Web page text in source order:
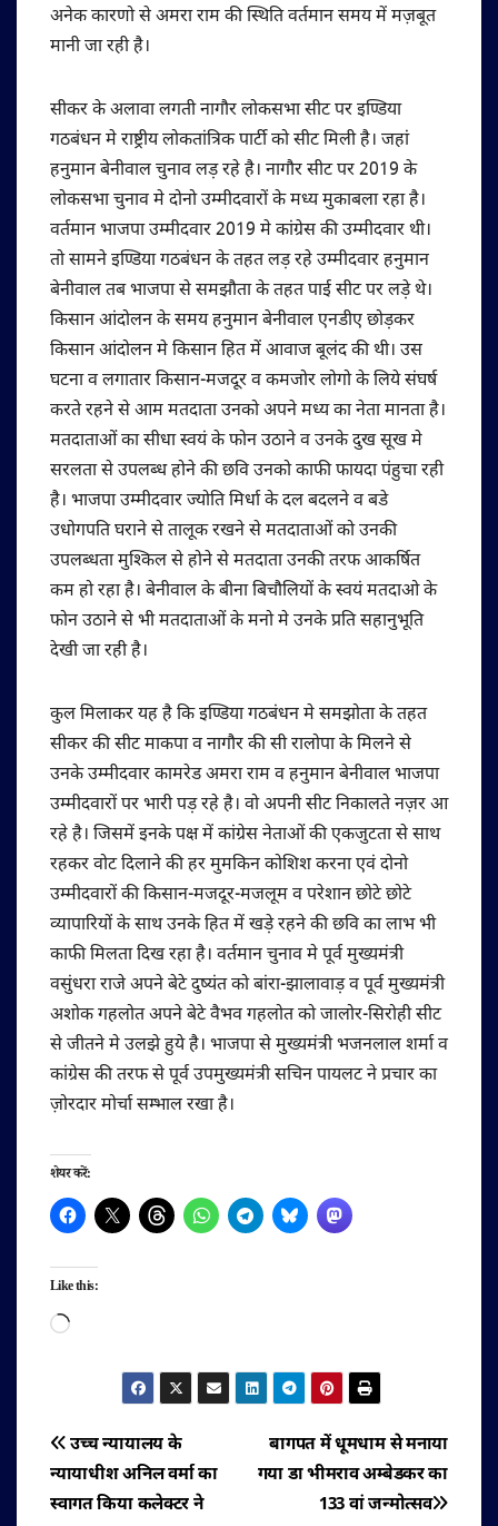
अनेक कारणो से अमरा राम की स्थिति वर्तमान समय में मज़बूत
मानी जा रही है।
सीकर के अलावा लगती नागौर लोकसभा सीट पर इण्डिया
गठबंधन मे राष्ट्रीय लोकतांत्रिक पार्टी को सीट मिली है। जहां
हनुमान बेनीवाल चुनाव लड़ रहे है। नागौर सीट पर 2019 के
लोकसभा चुनाव मे दोनो उम्मीदवारों के मध्य मुकाबला रहा है।
वर्तमान भाजपा उम्मीदवार 2019 मे कांग्रेस की उम्मीदवार थी।
तो सामने इण्डिया गठबंधन के तहत लड़ रहे उम्मीदवार हनुमान
बेनीवाल तब भाजपा से समझौता के तहत पाई सीट पर लड़े थे।
किसान आंदोलन के समय हनुमान बेनीवाल एनडीए छोड़कर
किसान आंदोलन मे किसान हित में आवाज बूलंद की थी। उस
घटना व लगातार किसान-मजदूर व कमजोर लोगो के लिये संघर्ष
करते रहने से आम मतदाता उनको अपने मध्य का नेता मानता है।
मतदाताओं का सीधा स्वयं के फोन उठाने व उनके दुख सूख मे
सरलता से उपलब्ध होने की छवि उनको काफी फायदा पंहुचा रही
है। भाजपा उम्मीदवार ज्योति मिर्धा के दल बदलने व बडे
उधोगपति घराने से तालूक रखने से मतदाताओं को उनकी
उपलब्धता मुश्किल से होने से मतदाता उनकी तरफ आकर्षित
कम हो रहा है। बेनीवाल के बीना बिचौलियों के स्वयं मतदाओ के
फोन उठाने से भी मतदाताओं के मनो मे उनके प्रति सहानुभूति
देखी जा रही है।
कुल मिलाकर यह है कि इण्डिया गठबंधन मे समझोता के तहत
सीकर की सीट माकपा व नागौर की सी रालोपा के मिलने से
उनके उम्मीदवार कामरेड अमरा राम व हनुमान बेनीवाल भाजपा
उम्मीदवारों पर भारी पड़ रहे है। वो अपनी सीट निकालते नज़र आ
रहे है। जिसमें इनके पक्ष में कांग्रेस नेताओं की एकजुटता से साथ
रहकर वोट दिलाने की हर मुमकिन कोशिश करना एवं दोनो
उम्मीदवारों की किसान-मजदूर-मजलूम व परेशान छोटे छोटे
व्यापारियों के साथ उनके हित में खड़े रहने की छवि का लाभ भी
काफी मिलता दिख रहा है। वर्तमान चुनाव मे पूर्व मुख्यमंत्री
वसुंधरा राजे अपने बेटे दुष्यंत को बांरा-झालावाड़ व पूर्व मुख्यमंत्री
अशोक गहलोत अपने बेटे वैभव गहलोत को जालोर-सिरोही सीट
से जीतने मे उलझे हुये है। भाजपा से मुख्यमंत्री भजनलाल शर्मा व
कांग्रेस की तरफ से पूर्व उपमुख्यमंत्री सचिन पायलट ने प्रचार का
ज़ोरदार मोर्चा सम्भाल रखा है।
शेयर करें:
Like this:
Loading…
पोस्ट
नेविगेशन
बागपत में धूमधाम से मनाया
गया डा भीमराव अम्बेडकर का
133 वां जन्मोत्सव
उच्च न्यायालय के
न्यायाधीश अनिल वर्मा का
स्वागत किया कलेक्टर ने